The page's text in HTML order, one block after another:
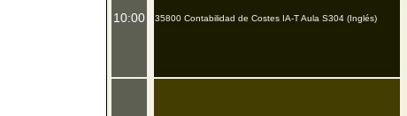
10:00 35800 Contabilidad de Costes IA-T Aula S304 (Inglés)